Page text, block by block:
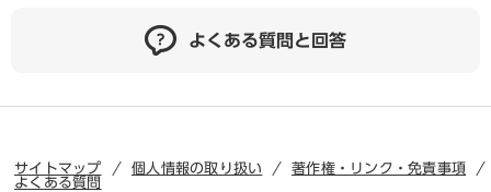
よくある質問と回答
サイトマップ 個人情報の取り扱い
著作権・リンク・免責事項
よくある質問